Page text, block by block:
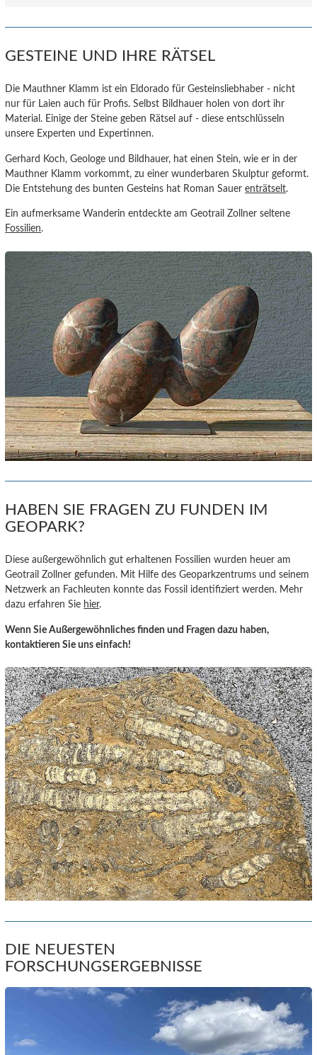
GESTEINE UND IHRE RÄTSEL
Die Mauthner Klamm ist ein Eldorado für Gesteinsliebhaber - nicht
nur für Laien auch für Profis. Selbst Bildhauer holen von dort ihr
Material. Einige der Steine geben Rätsel auf - diese entschlüsseln
unsere Experten und Expertinnen.
Gerhard Koch, Geologe und Bildhauer, hat einen Stein, wie er in der
Mauthner Klamm vorkommt, zu einer wunderbaren Skulptur geformt.
Die Entstehung des bunten Gesteins hat Roman Sauerenträtselt.
Ein aufmerksame Wanderin entdeckte am Geotrail Zollner seltene
Fossilien.
HABEN SIE FRAGEN ZU FUNDEN IM
GEOPARK?
Diese außergewöhnlich gut erhaltenen Fossilien wurden heuer am
Geotrail Zollner gefunden. Mit Hilfe des Geoparkzentrums und seinem
Netzwerk an Fachleuten konnte das Fossil identifiziert werden. Mehr
dazu erfahren Sie hier.
Wenn Sie Außergewöhnliches finden und Fragen dazu haben,
kontaktieren Sie uns einfach!
DIE NEUESTEN
FORSCHUNGSERGEBNISSE